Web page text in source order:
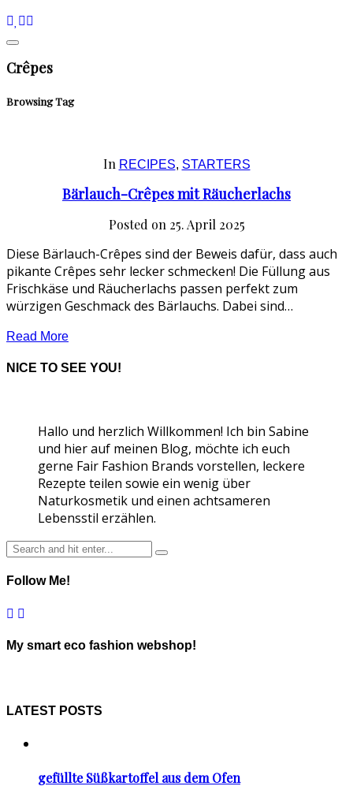
Crêpes
Browsing Tag
In RECIPES, STARTERS
Bärlauch-Crêpes mit Räucherlachs
Posted on 25. April 2025
Diese Bärlauch-Crêpes sind der Beweis dafür, dass auch
pikante Crêpes sehr lecker schmecken! Die Füllung aus
Frischkäse und Räucherlachs passen perfekt zum
würzigen Geschmack des Bärlauchs. Dabei sind…
Read More
NICE TO SEE YOU!
Hallo und herzlich Willkommen! Ich bin Sabine
und hier auf meinen Blog, möchte ich euch
gerne Fair Fashion Brands vorstellen, leckere
Rezepte teilen sowie ein wenig über
Naturkosmetik und einen achtsameren
Lebensstil erzählen.
Follow Me!
My smart eco fashion webshop!
LATEST POSTS
gefüllte Süßkartoffel aus dem Ofen